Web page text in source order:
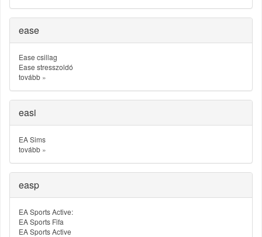
ease
Ease csillag
Ease stresszoldó
tovább »
easi
EA Sims
tovább »
easp
EA Sports Active:
EA Sports Fifa
EA Sports Active